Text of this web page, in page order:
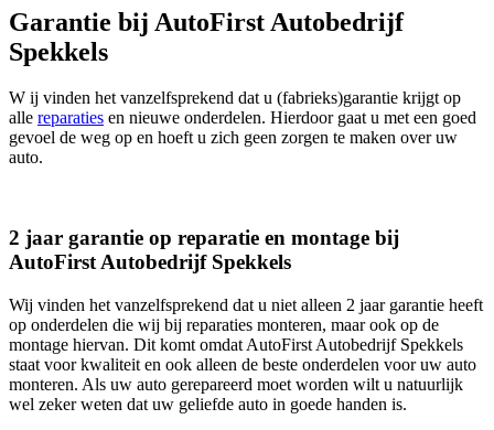
Garantie bij AutoFirst Autobedrijf
Spekkels
W ij vinden het vanzelfsprekend dat u (fabrieks)garantie krijgt op
alle reparaties en nieuwe onderdelen. Hierdoor gaat u met een goed
gevoel de weg op en hoeft u zich geen zorgen te maken over uw
auto.
2 jaar garantie op reparatie en montage bij
AutoFirst Autobedrijf Spekkels
Wij vinden het vanzelfsprekend dat u niet alleen 2 jaar garantie heeft
op onderdelen die wij bij reparaties monteren, maar ook op de
montage hiervan. Dit komt omdat AutoFirst Autobedrijf Spekkels
staat voor kwaliteit en ook alleen de beste onderdelen voor uw auto
monteren. Als uw auto gerepareerd moet worden wilt u natuurlijk
wel zeker weten dat uw geliefde auto in goede handen is.